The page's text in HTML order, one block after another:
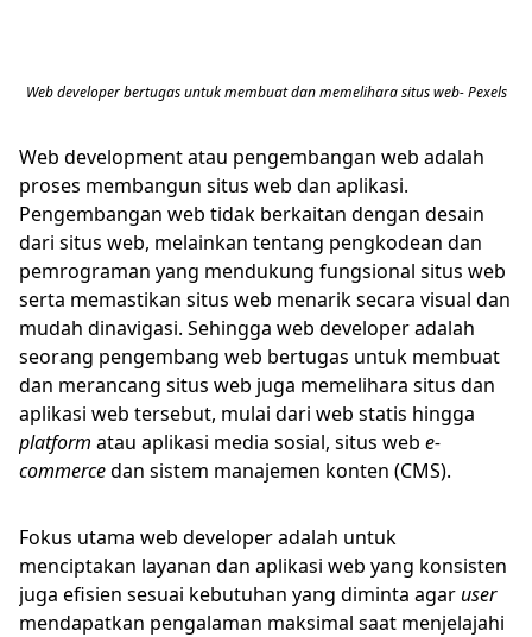
Web developer bertugas untuk membuat dan memelihara situs web- Pexels
Web development atau pengembangan web adalah
proses membangun situs web dan aplikasi.
Pengembangan web tidak berkaitan dengan desain
dari situs web, melainkan tentang pengkodean dan
pemrograman yang mendukung fungsional situs web
serta memastikan situs web menarik secara visual dan
mudah dinavigasi. Sehingga web developer adalah
seorang pengembang web bertugas untuk membuat
dan merancang situs web juga memelihara situs dan
aplikasi web tersebut, mulai dari web statis hingga
platform atau aplikasi media sosial, situs web e-
commercedan sistem manajemen konten (CMS).
Fokus utama web developer adalah untuk
menciptakan layanan dan aplikasi web yang konsisten
juga efisien sesuai kebutuhan yang diminta agaruser
mendapatkan pengalaman maksimal saat menjelajahi